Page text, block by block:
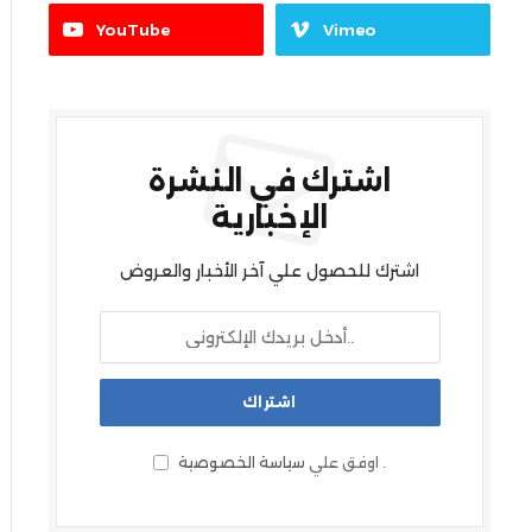
YouTube Vimeo
اشترك في النشرة
الإخبارية
اشترك للحصول علي آخر الأخبار والعروض
اوفق علي سياسة الخصوصية .